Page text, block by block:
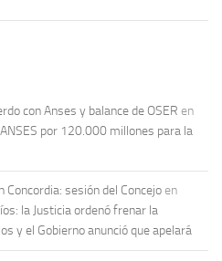
con Anses y balance de OSER en
por 120.000 millones para la
Concordia: sesión del Concejo en
la Justicia ordenó frenar la
y el Gobierno anunció que apelará